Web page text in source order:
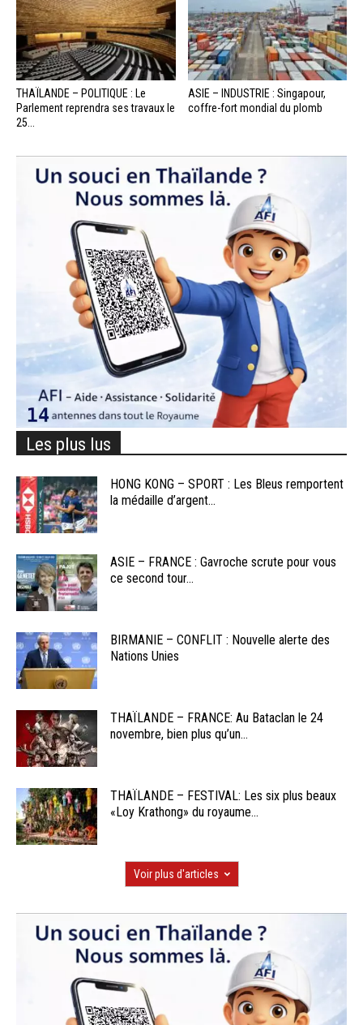
THAÏLANDE – POLITIQUE : Le
Parlement reprendra ses travaux le
25...
ASIE – INDUSTRIE : Singapour,
coffre-fort mondial du plomb
Les plus lus
HONG KONG – SPORT : Les Bleus remportent
la médaille d’argent...
ASIE – FRANCE : Gavroche scrute pour vous
ce second tour...
BIRMANIE – CONFLIT : Nouvelle alerte des
Nations Unies
THAÏLANDE – FRANCE: Au Bataclan le 24
novembre, bien plus qu’un...
THAÏLANDE – FESTIVAL: Les six plus beaux
«Loy Krathong» du royaume...
Voir plus d'articles